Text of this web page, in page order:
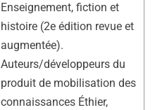
Enseignement, fiction et
histoire (2e édition revue et
augmentée).
Auteurs/développeurs du
produit de mobilisation des
connaissances Éthier,